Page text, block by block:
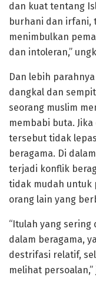
dan kuat tentang
burhani dan irfani,
menimbulkan
dan intoleran,”
Dan lebih
dangkal dan
seorang muslim
membabi buta.
tersebut tidak
beragama. Di
terjadi konflik
tidak mudah untuk
orang lain yang
“Itulah yang
dalam beragama,
destrifasi relatif,
melihat persoalan,”